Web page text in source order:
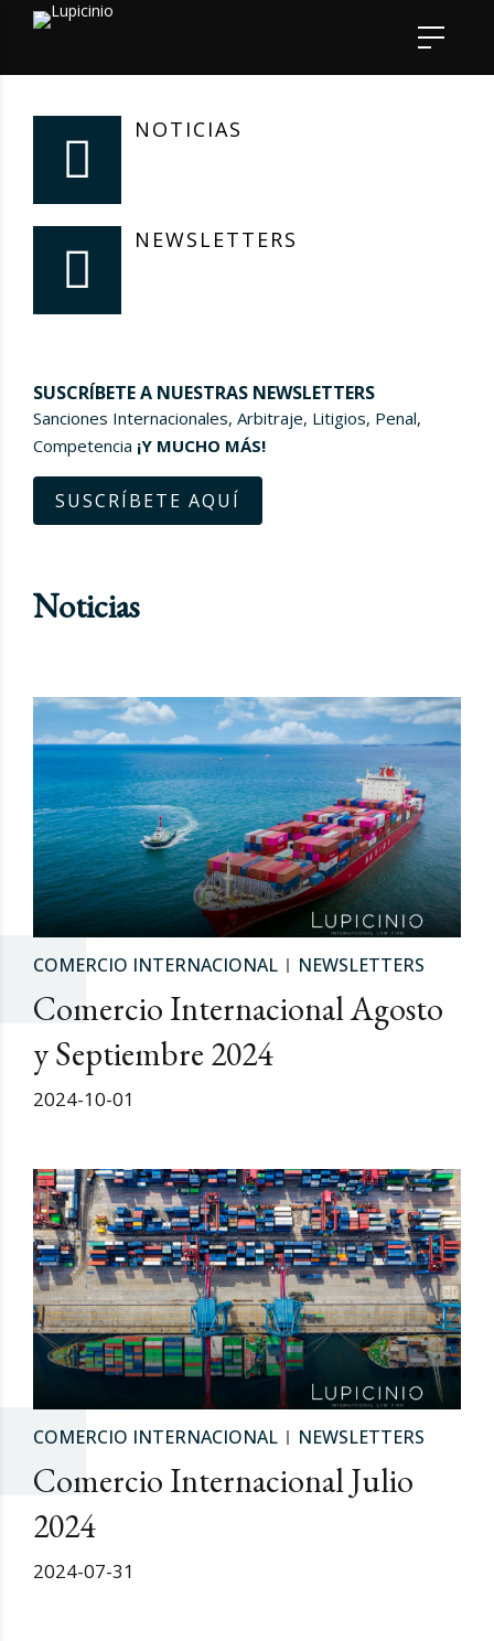
NOTICIAS
NEWSLETTERS
SUSCRÍBETE A NUESTRAS NEWSLETTERS
Sanciones Internacionales, Arbitraje, Litigios, Penal,
Competencia ¡Y MUCHO MÁS!
SUSCRÍBETE AQUÍ
Noticias
COMERCIO INTERNACIONAL NEWSLETTERS
Comercio Internacional Agosto
y Septiembre 2024
2024-10-01
COMERCIO INTERNACIONAL NEWSLETTERS
Comercio Internacional Julio
2024
2024-07-31